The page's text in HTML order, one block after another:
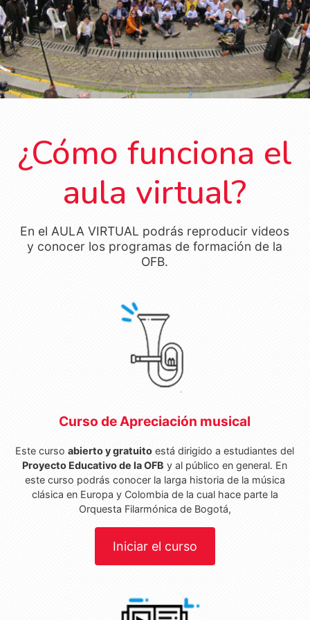
¿Cómo funciona el
aula virtual?
En el AULA VIRTUAL podrás reproducir videos
y conocer los programas de formación de la
OFB.
Curso de Apreciación musical
Este cursoabierto y gratuito está dirigido a estudiantes del
Proyecto Educativo de la OFB y al público en general. En
este curso podrás conocer la larga historia de la música
clásica en Europa y Colombia de la cual hace parte la
Orquesta Filarmónica de Bogotá,
Iniciar el curso